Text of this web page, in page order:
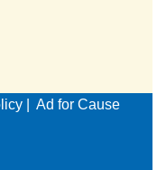
Ad for Cause